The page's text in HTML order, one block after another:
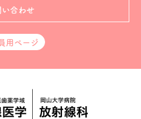
い合わせ
用ページ